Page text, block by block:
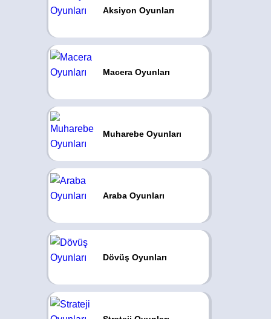
Aksiyon Oyunları
Macera Oyunları
Muharebe Oyunları
Araba Oyunları
Dövüş Oyunları